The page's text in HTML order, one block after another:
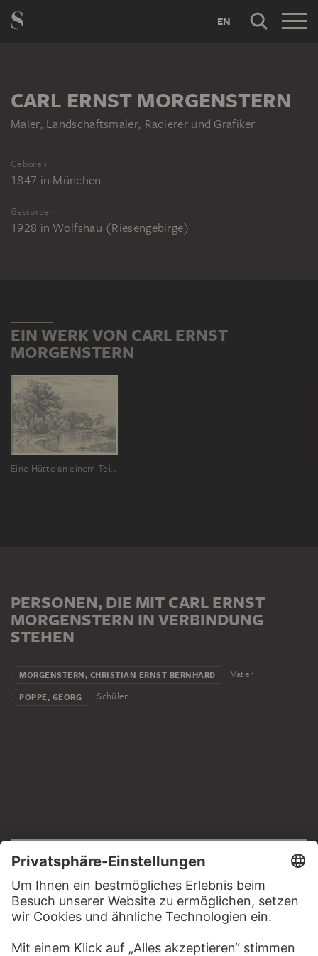
EN
CARL ERNST MORGENSTERN
Maler, Landschaftsmaler, Radierer und Grafiker
Geboren
1847 in München
Gestorben
1928 in Wolfshau (Riesengebirge)
EIN WERK VON CARL ERNST
MORGENSTERN
Eine Hütte an einem Teich
PERSONEN, DIE MIT CARL ERNST
MORGENSTERN IN VERBINDUNG
STEHEN
MORGENSTERN, CHRISTIAN ERNST BERNHARD Vater
POPPE, GEORG Schüler
Impressum
Datenschutz
Copyright © 2026 Städel Museum
All rights reserved.
DIGITALE SAMMLUNG